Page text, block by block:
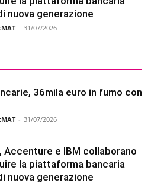
nuova generazione
- 31/07/2026
36mila euro in fumo con
- 31/07/2026
Accenture e IBM collaborano
la piattaforma bancaria
nuova generazione